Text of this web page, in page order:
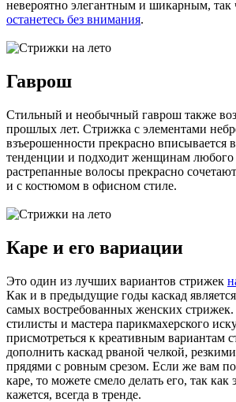
невероятно элегантным и шикарным, так
останетесь без внимания.
Гаврош
Стильный и необычный гаврош также
прошлых лет. Стрижка с элементами
взъерошенности прекрасно вписывается
тенденции и подходит женщинам любого
растрепанные волосы прекрасно
и с костюмом в офисном стиле.
Каре и его вариации
Это один из лучших вариантов стрижек
Как и в предыдущие годы каскад
самых востребованных женских
стилисты и мастера парикмахерского
присмотреться к креативным вариантам
дополнить каскад рваной челкой,
прядями с ровным срезом. Если же вам
каре, то можете смело делать его, так как
кажется, всегда в тренде.